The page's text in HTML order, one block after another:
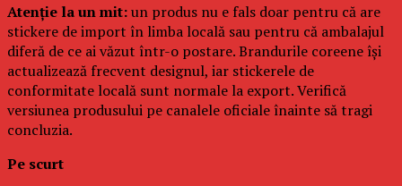
Atenție la un mit:un produs nu e fals doar pentru că are
stickere de import în limba locală sau pentru că ambalajul
diferă de ce ai văzut într-o postare. Brandurile coreene își
actualizează frecvent designul, iar stickerele de
conformitate locală sunt normale la export. Verifică
versiunea produsului pe canalele oficiale înainte să tragi
concluzia.
Pe scurt